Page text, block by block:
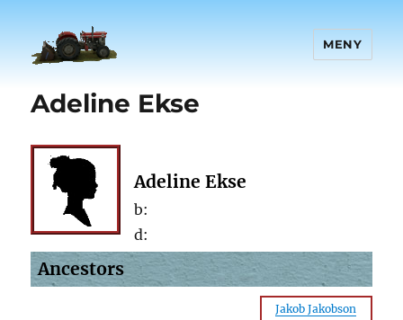
MENY
Adeline Ekse
Adeline Ekse
b:
d:
Ancestors
Jakob Jakobson